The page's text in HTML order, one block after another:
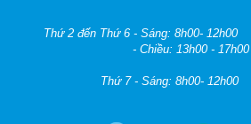
Thứ 2 đến Thứ 6 - Sáng: 8h00- 12h00
- Chiều: 13h00 - 17h00
Thứ 7 - Sáng: 8h00- 12h00